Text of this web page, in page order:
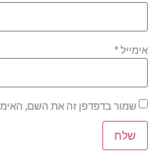
אימייל *
שמור בדפדפן זה את השם,